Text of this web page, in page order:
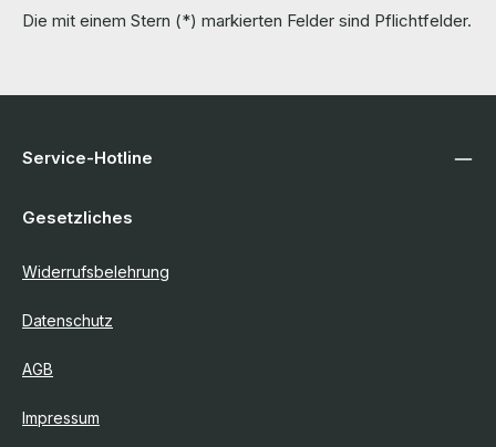
Die mit einem Stern (*) markierten Felder sind Pflichtfelder.
Service-Hotline
Gesetzliches
Widerrufsbelehrung
Datenschutz
AGB
Impressum